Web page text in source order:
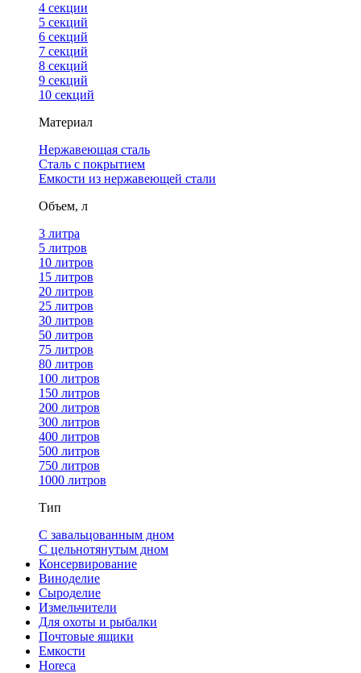
4 cекции
5 секций
6 секций
7 секций
8 секций
9 секций
10 секций
Материал
Нержавеющая сталь
Сталь с покрытием
Емкости из нержавеющей стали
Объем, л
3 литра
5 литров
10 литров
15 литров
20 литров
25 литров
30 литров
50 литров
75 литров
80 литров
100 литров
150 литров
200 литров
300 литров
400 литров
500 литров
750 литров
1000 литров
Тип
С завальцованным дном
С цельнотянутым дном
Консервирование
Виноделие
Сыроделие
Измельчители
Для охоты и рыбалки
Почтовые ящики
Емкости
Horeca